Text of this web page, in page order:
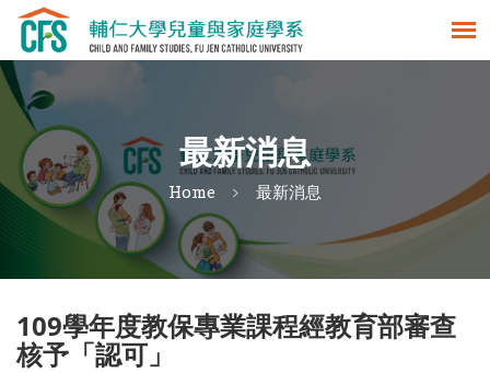
最新消息
Home 最新消息
109學年度教保專業課程經教育部審查
核予「認可」